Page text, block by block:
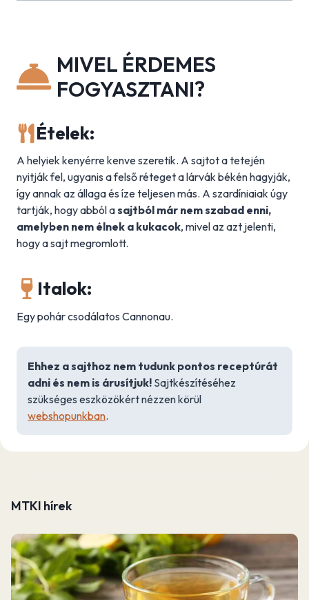
MIVEL ÉRDEMES
FOGYASZTANI?
Ételek:
A helyiek kenyérre kenve szeretik. A sajtot a tetején
nyitják fel, ugyanis a felső réteget a lárvák békén hagyják,
így annak az állaga és íze teljesen más. A szardíniaiak úgy
tartják, hogy abból asajtból már nem szabad enni,
amelyben nem élnek a kukacok, mivel az azt jelenti,
hogy a sajt megromlott.
Italok:
Egy pohár csodálatos Cannonau.
Ehhez a sajthoz nem tudunk pontos receptúrát
adni és nem is árusítjuk! Sajtkészítéséhez
szükséges eszközökért nézzen körül
webshopunkban.
MTKI hírek